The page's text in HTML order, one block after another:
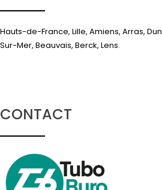
Hauts-de-France, Lille, Amiens, Arras,
Sur-Mer, Beauvais, Berck, Lens.
CONTACT